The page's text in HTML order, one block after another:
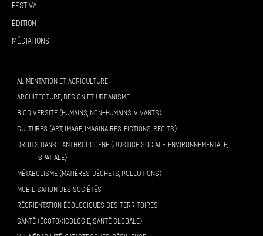
Festival
Édition
Médiations
ALIMENTATION ET AGRICULTURE
ARCHITECTURE, DESIGN ET URBANISME
BIODIVERSITÉ (HUMAINS, NON-HUMAINS, VIVANTS)
CULTURES (ART, IMAGE, IMAGINAIRES, FICTIONS, RÉCITS)
DROITS DANS L’ANTHROPOCÈNE (JUSTICE SOCIALE, ENVIRONNEMENTALE,
SPATIALE)
MÉTABOLISME (MATIÈRES, DÉCHETS, POLLUTIONS)
MOBILISATION DES SOCIÉTÉS
RÉORIENTATION ÉCOLOGIQUES DES TERRITOIRES
SANTÉ (ÉCOTOXICOLOGIE, SANTÉ GLOBALE)